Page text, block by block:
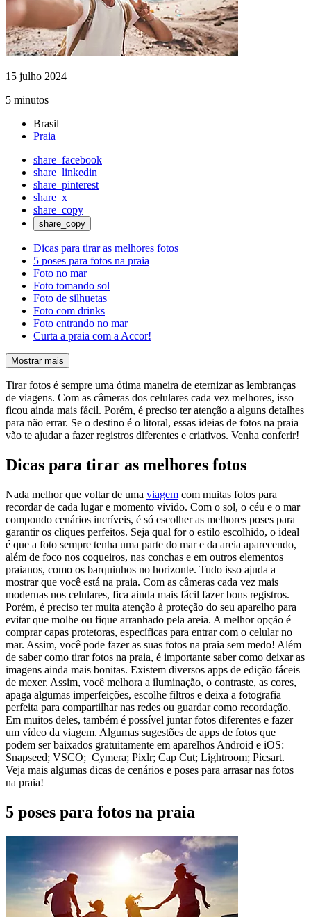
15 julho 2024
5 minutos
Brasil
Praia
share_facebook
share_linkedin
share_pinterest
share_x
share_copy
share_copy
Dicas para tirar as melhores fotos
5 poses para fotos na praia
Foto no mar
Foto tomando sol
Foto de silhuetas
Foto com drinks
Foto entrando no mar
Curta a praia com a Accor!
Mostrar mais
Tirar fotos é sempre uma ótima maneira de eternizar as lembranças
de viagens. Com as câmeras dos celulares cada vez melhores, isso
ficou ainda mais fácil. Porém, é preciso ter atenção a alguns detalhes
para não errar. Se o destino é o litoral, essas ideias de fotos na praia
vão te ajudar a fazer registros diferentes e criativos. Venha conferir!
Dicas para tirar as melhores fotos
Nada melhor que voltar de uma viagem com muitas fotos para
recordar de cada lugar e momento vivido. Com o sol, o céu e o mar
compondo cenários incríveis, é só escolher as melhores poses para
garantir os cliques perfeitos. Seja qual for o estilo escolhido, o ideal
é que a foto sempre tenha uma parte do mar e da areia aparecendo,
além de foco nos coqueiros, nas conchas e em outros elementos
praianos, como os barquinhos no horizonte. Tudo isso ajuda a
mostrar que você está na praia. Com as câmeras cada vez mais
modernas nos celulares, fica ainda mais fácil fazer bons registros.
Porém, é preciso ter muita atenção à proteção do seu aparelho para
evitar que molhe ou fique arranhado pela areia. A melhor opção é
comprar capas protetoras, específicas para entrar com o celular no
mar. Assim, você pode fazer as suas fotos na praia sem medo! Além
de saber como tirar fotos na praia, é importante saber como deixar as
imagens ainda mais bonitas. Existem diversos apps de edição fáceis
de mexer. Assim, você melhora a iluminação, o contraste, as cores,
apaga algumas imperfeições, escolhe filtros e deixa a fotografia
perfeita para compartilhar nas redes ou guardar como recordação.
Em muitos deles, também é possível juntar fotos diferentes e fazer
um vídeo da viagem. Algumas sugestões de apps de fotos que
podem ser baixados gratuitamente em aparelhos Android e iOS:
Snapseed; VSCO; Cymera; Pixlr; Cap Cut; Lightroom; Picsart.
Veja mais algumas dicas de cenários e poses para arrasar nas fotos
na praia!
5 poses para fotos na praia